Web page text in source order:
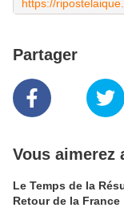
Partager
Vous aimerez
Le Temps de la
Retour de la France